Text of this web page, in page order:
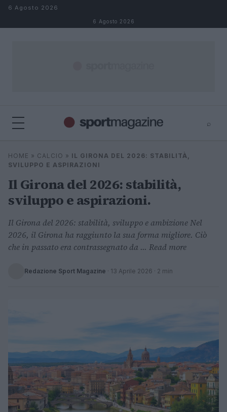
Salta al contenuto
6 Agosto 2026
6 Agosto 2026
⌕
Cerca
HOME » CALCIO » IL GIRONA DEL 2026: STABILITÀ,
SVILUPPO E ASPIRAZIONI
Il Girona del 2026: stabilità,
sviluppo e aspirazioni.
Il Girona del 2026: stabilità, sviluppo e ambizione Nel
2026, il Girona ha raggiunto la sua forma migliore. Ciò
che in passato era contrassegnato da ... Read more
Redazione Sport Magazine · 13 Aprile 2026 · 2 min